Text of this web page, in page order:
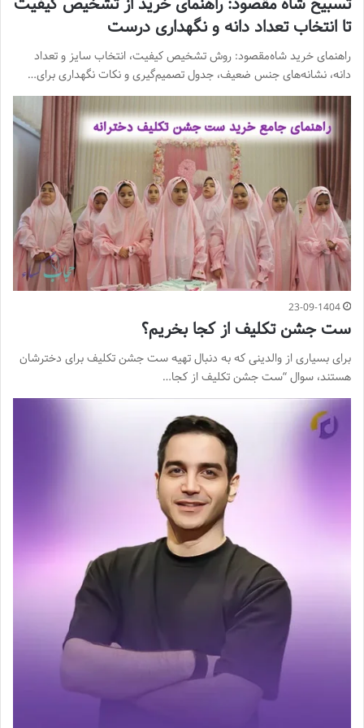
تا انتخاب تعداد دانه و نگهداری درست
راهنمای خرید شاه‌مقصود: روش تشخیص کیفیت، انتخاب سایز و تعداد
دانه، نشانه‌های جنس ضعیف، جدول تصمیم‌گیری و نکات نگهداری برای…
23-09-1404
ست جشن تکلیف از کجا بخریم؟
برای بسیاری از والدینی که به دنبال تهیه ست جشن تکلیف برای دخترشان
هستند، سوال “ست جشن تکلیف از کجا…